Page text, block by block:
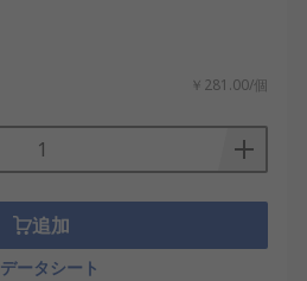
￥281.00/個
追加
データシート